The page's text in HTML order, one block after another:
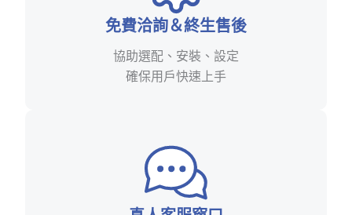
免費洽詢＆終生售後
協助選配、安裝、設定
確保用戶快速上手